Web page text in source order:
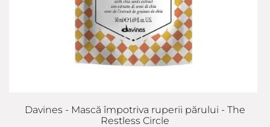
Davines - Mască împotriva ruperii părului - The
Restless Circle